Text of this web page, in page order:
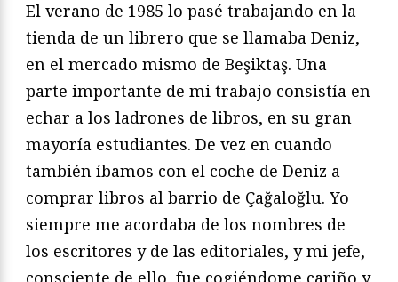
El verano de 1985 lo pasé trabajando en la
tienda de un librero que se llamaba Deniz,
en el mercado mismo de Beşiktaş. Una
parte importante de mi trabajo consistía en
echar a los ladrones de libros, en su gran
mayoría estudiantes. De vez en cuando
también íbamos con el coche de Deniz a
comprar libros al barrio de Çağaloğlu. Yo
siempre me acordaba de los nombres de
los escritores y de las editoriales, y mi jefe,
consciente de ello, fue cogiéndome cariño y